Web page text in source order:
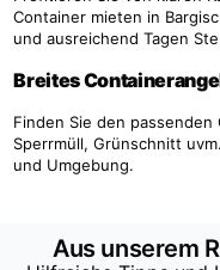
Container mieten in
und ausreichend Tagen
Breites
Finden Sie den
Sperrmüll, Grünschnitt
und Umgebung.
Aus unserem